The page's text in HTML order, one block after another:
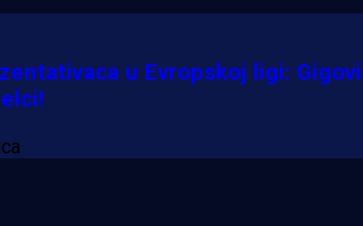
u Evropskoj ligi: